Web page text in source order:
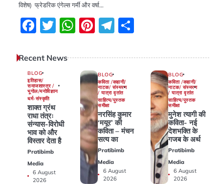
विशेष) फ्रेडरिक एंगेल्स गर्मी और वर्षा…
Facebook
Twitter
WhatsApp
Pinterest
Telegram
Recent News
BLOG
इतिहास/
समाजशास्त्र /
भूगोल/मनोविज्ञान
धर्म-संस्कृति
शाक्त ग्रंथ
राधा तंत्रः
संन्यास-विरोधी
भाव को और
विस्तार देता है
Pratibimb
Media
6 August
2026
BLOG
कविता /कहानी/
नाटक/ संस्मरण
/ यात्रा वृतांत
साहित्य/पुस्तक
समीक्षा
नरसिंह कुमार
‘मयूर’ की
कविता – मंचन
सत्य का
Pratibimb
Media
6 August
2026
BLOG
कविता /कहानी/
नाटक/ संस्मरण
/ यात्रा वृतांत
साहित्य/पुस्तक
समीक्षा
मुनेश त्यागी की
कविता- नई
देशभक्ति के
गजब के अर्थ
Pratibimb
Media
6 August
2026